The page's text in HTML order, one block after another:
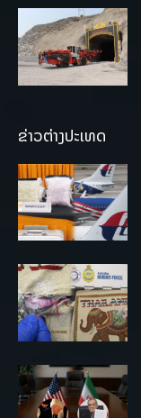
ຂ່າວຕ່າງປະເທດ